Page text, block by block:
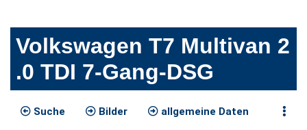
Volkswagen T7 Multivan 2
.0 TDI 7-Gang-DSG
Suche Bilder allgemeine Daten